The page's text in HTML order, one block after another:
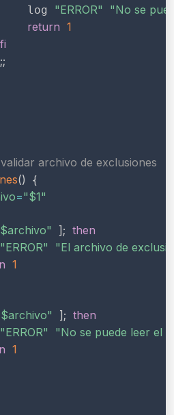
log
"ERROR"
"No se
return 1
fi
;;
archivo de exclusiones
() {
="$1"
$archivo" ] ; then
"ERROR"
"El archivo de
1
$archivo" ] ; then
"ERROR"
"No se puede leer el
1